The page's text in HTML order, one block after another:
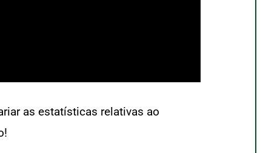
as estatísticas relativas ao